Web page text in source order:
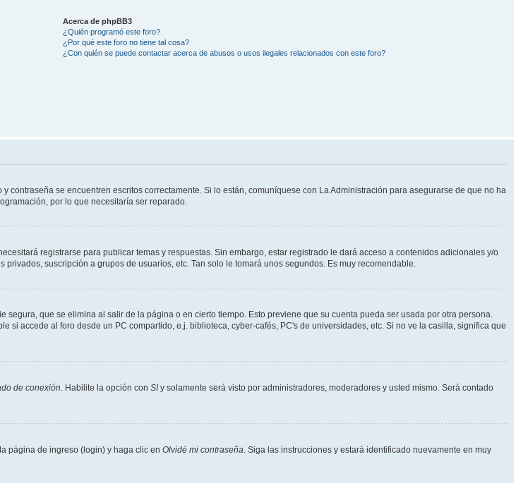
Acerca de phpBB3
¿Quién programó este foro?
¿Por qué este foro no tiene tal cosa?
¿Con quién se puede contactar acerca de abusos o usos ilegales relacionados con este foro?
se encuentren escritos correctamente. Si lo están, comuníquese con La Administración para asegurarse de que no ha
por lo que necesitaría ser reparado.
registrarse para publicar temas y respuestas. Sin embargo, estar registrado le dará acceso a contenidos adicionales y/o
suscripción a grupos de usuarios, etc. Tan solo le tomará unos segundos. Es muy recomendable.
segura, que se elimina al salir de la página o en cierto tiempo. Esto previene que su cuenta pueda ser usada por otra persona.
accede al foro desde un PC compartido, e.j. biblioteca, cyber-cafés, PC's de universidades, etc. Si no ve la casilla, significa que
de conexión . Habilite la opción con SI y solamente será visto por administradores, moderadores y usted mismo. Será contado
página de ingreso (login) y haga clic en Olvidé mi contraseña . Siga las instrucciones y estará identificado nuevamente en muy